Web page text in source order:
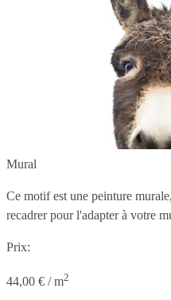
Mural
Ce motif est une peinture
recadrer pour l'adapter à votre
Prix:
44,00 € / m2